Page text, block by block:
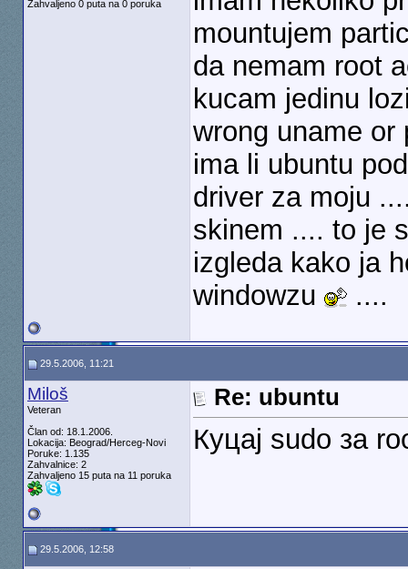
Zahvaljeno 0 puta na 0 poruka
mountujem
da nemam root
kucam jedinu
wrong uname or
ima li ubuntu
driver za moju
skinem .... to je
izgleda kako ja
windowzu
....
29.5.2006, 11:21
Miloš
Veteran
Član od: 18.1.2006.
Lokacija: Beograd/Herceg-Novi
Poruke: 1.135
Zahvalnice: 2
Zahvaljeno 15 puta na 11 poruka
Re: ubuntu
Куцај sudo за
29.5.2006, 12:58